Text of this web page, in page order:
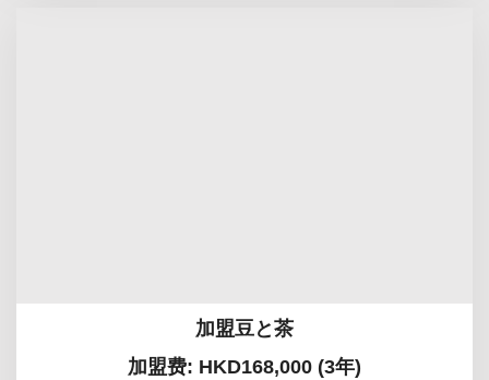
加盟豆と茶
加盟费: HKD168,000 (3年)